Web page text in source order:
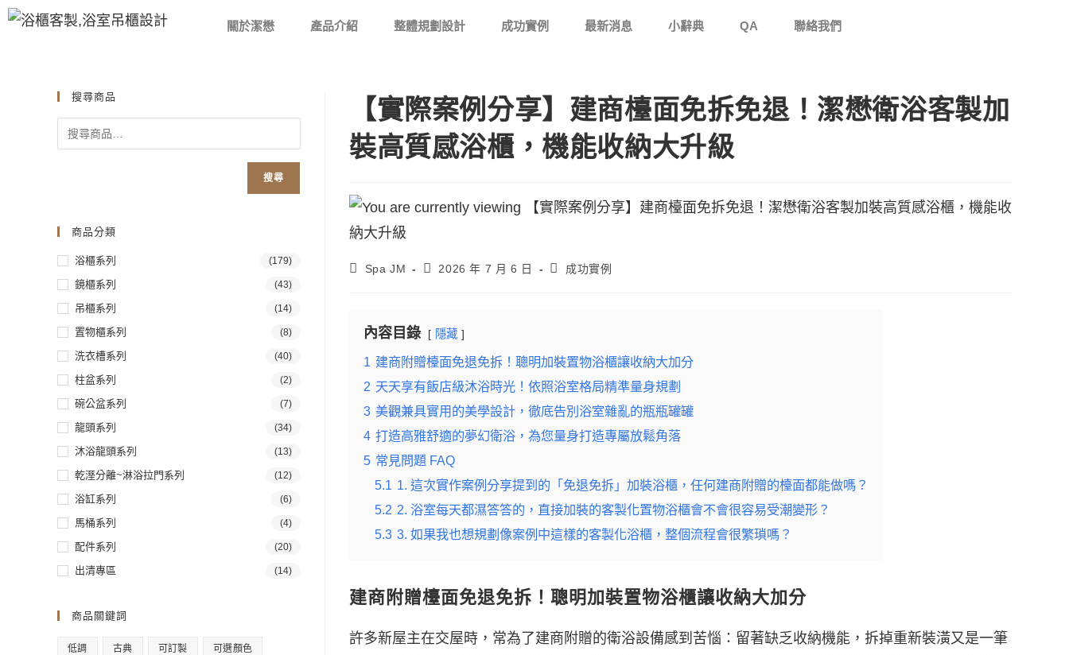
關於潔懋 產品介紹 整體規劃設計 成功實例 最新消息 小辭典 QA 聯絡我們
【實際案例分享】建商檯面免拆免退！潔懋衛浴客製加
裝高質感浴櫃，機能收納大升級
Spa JM 2026 年 7 月 6 日 成功實例
內容目錄 隱藏
1 建商附贈檯面免退免拆！聰明加裝置物浴櫃讓收納大加分
2 天天享有飯店級沐浴時光！依照浴室格局精準量身規劃
3 美觀兼具實用的美學設計，徹底告別浴室雜亂的瓶瓶罐罐
4 打造高雅舒適的夢幻衛浴，為您量身打造專屬放鬆角落
5 常見問題 FAQ
5.1 1. 這次實作案例分享提到的「免退免拆」加裝浴櫃，任何建商附贈的檯面都能做嗎？
5.2 2. 浴室每天都濕答答的，直接加裝的客製化置物浴櫃會不會很容易受潮變形？
5.3 3. 如果我也想規劃像案例中這樣的客製化浴櫃，整個流程會很繁瑣嗎？
建商附贈檯面免退免拆！聰明加裝置物浴櫃讓收納大加分
許多新屋主在交屋時，常為了建商附贈的衛浴設備感到苦惱：留著缺乏收納機能，拆掉重新裝潢又是一筆
搜尋商品
搜尋
商品分類
浴櫃系列 (179)
鏡櫃系列 (43)
吊櫃系列 (14)
置物櫃系列 (8)
洗衣槽系列 (40)
柱盆系列 (2)
碗公盆系列 (7)
龍頭系列 (34)
沐浴龍頭系列 (13)
乾溼分離~淋浴拉門系列 (12)
浴缸系列 (6)
馬桶系列 (4)
配件系列 (20)
出清專區 (14)
商品關鍵詞
低調 古典 可訂製 可選顏色